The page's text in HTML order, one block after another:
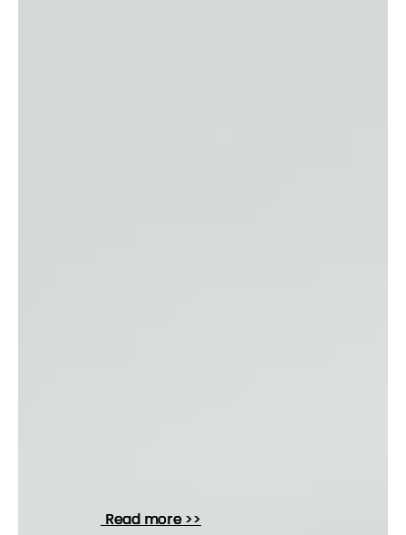
Read more >>
Read more >>
Read more >>